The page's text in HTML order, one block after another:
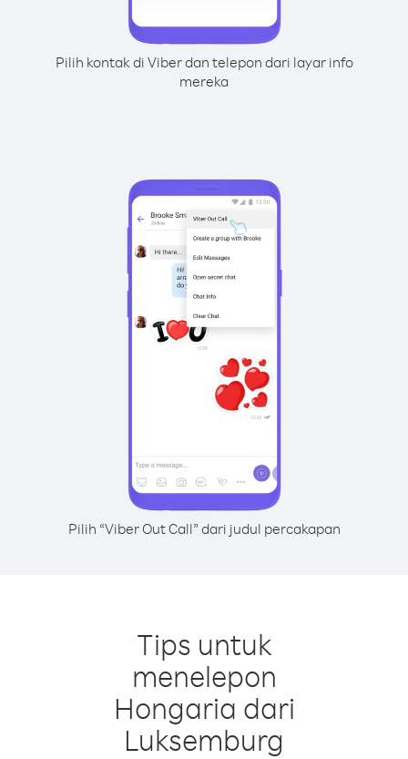
Pilih kontak di Viber dan telepon dari layar info
mereka
Pilih “Viber Out Call” dari judul percakapan
Tips untuk
menelepon
Hongaria dari
Luksemburg